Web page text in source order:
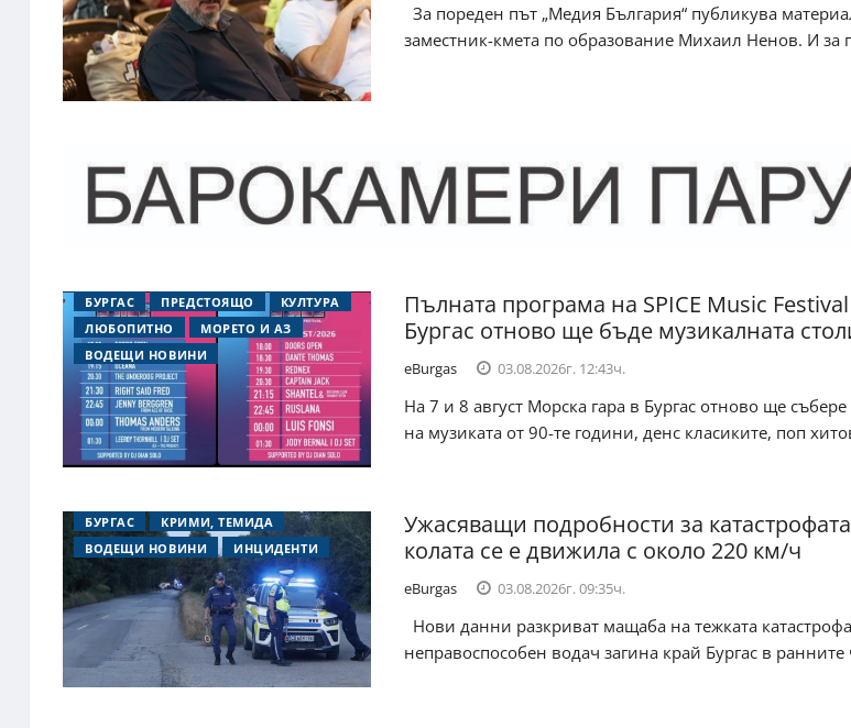
За пореден път „Медия България“ публикува
заместник-кмета по образование Михаил Ненов. И за
БУРГАС ПРЕДСТОЯЩО
КУЛТУРА
ЛЮБОПИТНО
МОРЕТО И АЗ
ВОДЕЩИ НОВИНИ
Пълната програма на SPICE Music Festival
Бургас отново ще бъде музикалната
eBurgas 03.08.2026г. 12:43ч.
На 7 и 8 август Морска гара в Бургас отново ще
на музиката от 90-те години, денс класиките, поп
БУРГАС
КРИМИ, ТЕМИДА
ВОДЕЩИ НОВИНИ
ИНЦИДЕНТИ
Ужасяващи подробности за
колата се е движила с около 220 км/ч
eBurgas 03.08.2026г. 09:35ч.
Нови данни разкриват мащаба на тежката
неправоспособен водач загина край Бургас в ранните